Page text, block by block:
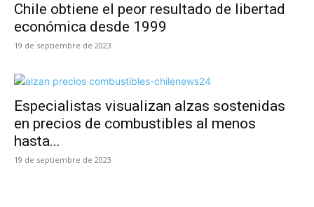
Chile obtiene el peor resultado de libertad
económica desde 1999
19 de septiembre de 2023
Especialistas visualizan alzas sostenidas
en precios de combustibles al menos
hasta...
19 de septiembre de 2023